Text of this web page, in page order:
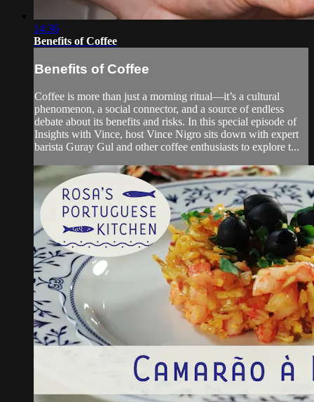
14:36
Benefits of Coffee
Benefits of Coffee
Coffee is more than just a morning ritual—it’s a cultural
phenomenon, a social connector, and a source of endless
debate about its benefits and risks. In this special episode of
Insights with Vince, host Vince Nigro sits down with expert
barista Guray Gul and other coffee enthusiasts to explore t...